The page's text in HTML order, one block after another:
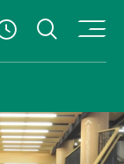
查看開放時
打開